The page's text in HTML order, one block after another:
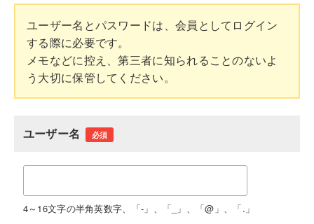
ユーザー名とパスワードは、会員としてログイン
する際に必要です。
メモなどに控え、第三者に知られることのないよ
う大切に保管してください。
ユーザー名 必須
4～16文字の半角英数字、「-」、「_」、「@」、「.」